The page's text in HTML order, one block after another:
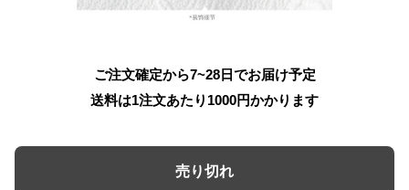
ご注文確定から7~28日でお届け予定
送料は1注文あたり 1000円かかります
売り切れ